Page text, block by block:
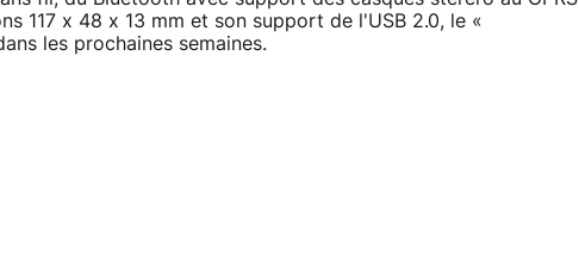
117 x 48 x 13 mm et son support de l'USB 2.0, le «
les prochaines semaines.